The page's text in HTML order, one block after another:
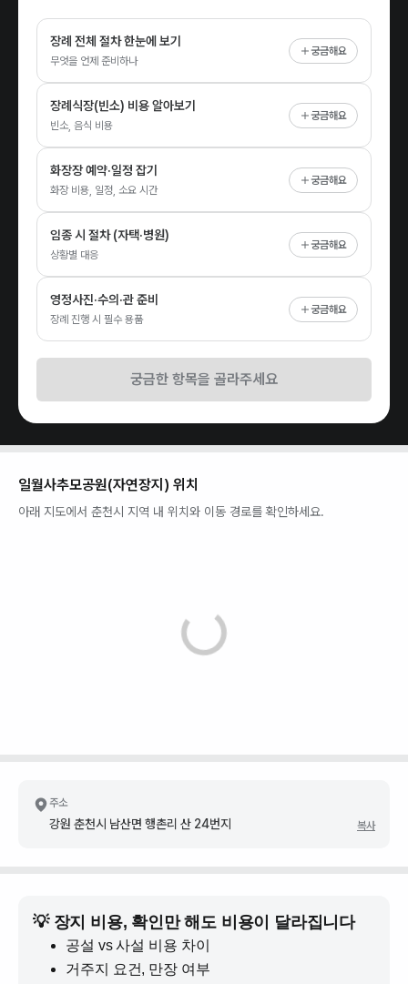
장례 전체 절차 한눈에 보기
무엇을 언제 준비하나
궁금해요
장례식장(빈소) 비용 알아보기
빈소, 음식 비용
궁금해요
화장장 예약·일정 잡기
화장 비용, 일정, 소요 시간
궁금해요
임종 시 절차 (자택·병원)
상황별 대응
궁금해요
영정사진·수의·관 준비
장례 진행 시 필수 용품
궁금해요
궁금한 항목을 골라주세요
일월사추모공원(자연장지) 위치
아래 지도에서 춘천시 지역 내 위치와 이동 경로를 확인하세요.
주소
강원 춘천시 남산면 행촌리 산 24번지 복사
💡 장지 비용, 확인만 해도 비용이 달라집니다
공설 vs 사설 비용 차이
거주지 요건, 만장 여부